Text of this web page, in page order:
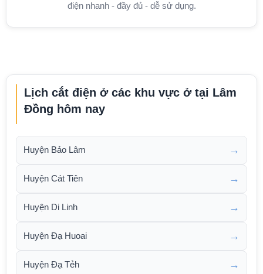
điện nhanh - đầy đủ - dễ sử dụng.
Lịch cắt điện ở các khu vực ở tại Lâm
Đồng hôm nay
Huyện Bảo Lâm →
Huyện Cát Tiên →
Huyện Di Linh →
Huyện Đạ Huoai →
Huyện Đạ Tẻh →